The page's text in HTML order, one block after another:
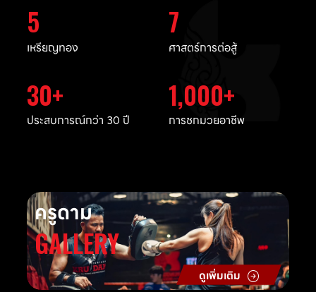
5
เหรียญทอง
7
ศาสตร์การต่อสู้
30
ประสบการณ์กว่า 30 ปี
1,000
การชกมวยอาชีพ
ครูดาม
GALLERY
ดูเพิ่มเติม